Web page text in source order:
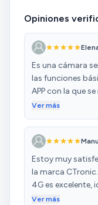
Opiniones
Es una cámara
las funciones
APP con la que
aunque al
ayudo a resolver
pasos a seguir
correctamente.
la atención al
crucé varios
Ver más
Estoy muy
la marca
4G es excelente,
calidad de
Ver más